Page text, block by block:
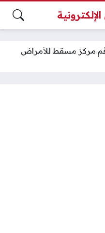
مركز مسقط للأمراض